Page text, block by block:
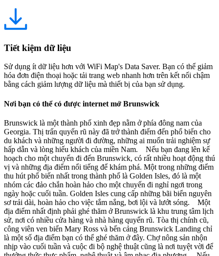
Tiết kiệm dữ liệu
Sử dụng ít dữ liệu hơn với WiFi Map's Data Saver. Bạn có thể giảm
hóa đơn điện thoại hoặc tải trang web nhanh hơn trên kết nối chậm
bằng cách giảm lượng dữ liệu mà thiết bị của bạn sử dụng.
Nơi bạn có thể có được internet mở Brunswick
Brunswick là một thành phố xinh đẹp nằm ở phía đông nam của
Georgia. Thị trấn quyến rũ này đã trở thành điểm đến phổ biến cho
du khách và những người đi đường, những ai muốn trải nghiệm sự
hấp dẫn và lòng hiếu khách của miền Nam. Nếu bạn đang lên kế
hoạch cho một chuyến đi đến Brunswick, có rất nhiều hoạt động thú
vị và những địa điểm nổi tiếng để khám phá. Một trong những điểm
thu hút phổ biến nhất trong thành phố là Golden Isles, đó là một
nhóm các đảo chắn hoàn hảo cho một chuyến đi nghỉ ngơi trong
ngày hoặc cuối tuần. Golden Isles cung cấp những bãi biển nguyên
sơ trải dài, hoàn hảo cho việc tắm nắng, bơi lội và lướt sóng. Một
địa điểm nhất định phải ghé thăm ở Brunswick là khu trung tâm lịch
sử, nơi có nhiều cửa hàng và nhà hàng quyến rũ. Tòa thị chính cũ,
công viên ven biển Mary Ross và bến cảng Brunswick Landing chỉ
là một số địa điểm bạn có thể ghé thăm ở đây. Chợ nông sản nhộn
nhịp vào cuối tuần và cuộc đi bộ nghệ thuật cũng là nơi tuyệt vời để